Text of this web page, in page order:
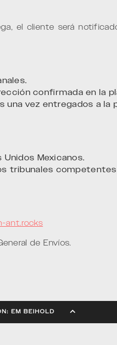
el cliente será
confirmada en la
una vez entregados a la
Mexicanos.
tribunales competentes
ant.rocks
de Envíos.
CON: EM BEIHOLD